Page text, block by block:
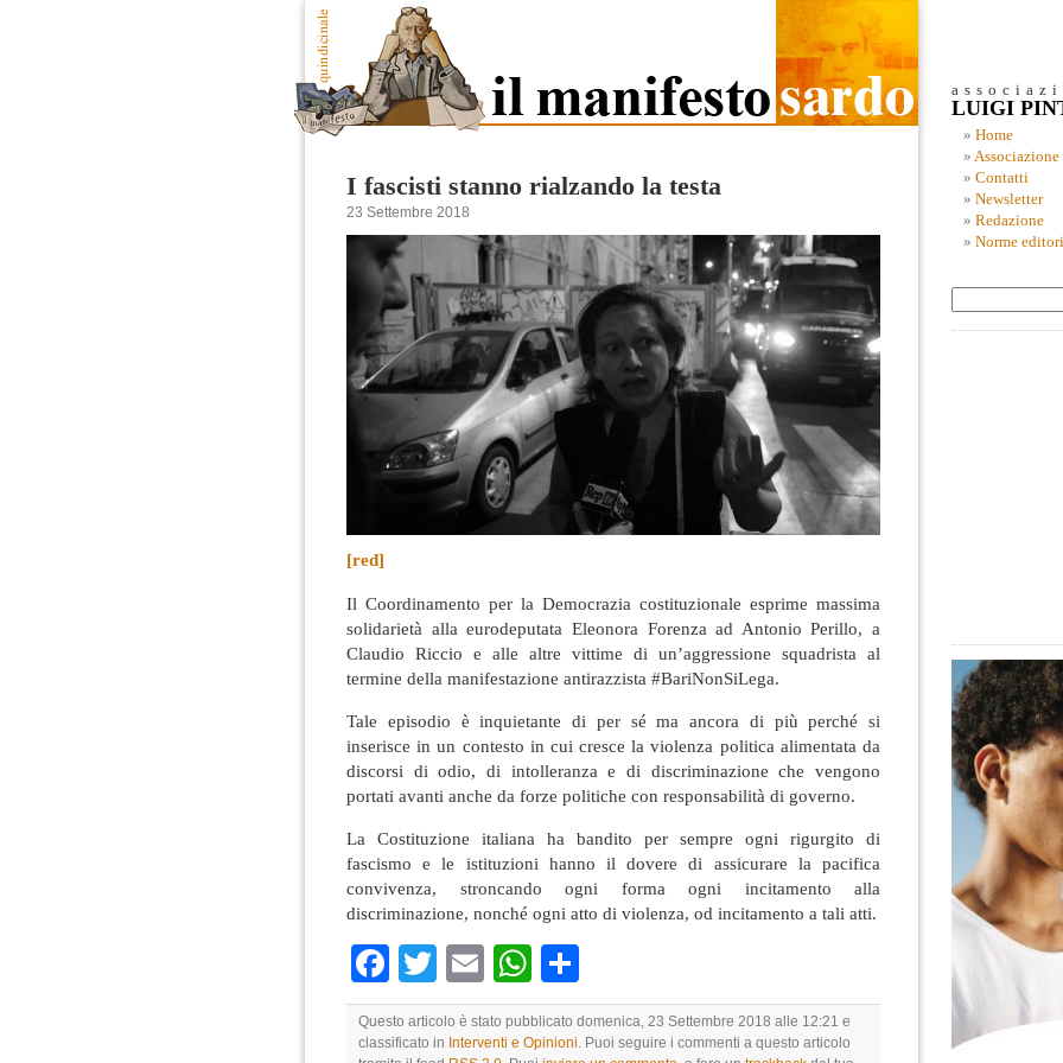
I fascisti stanno rialzando la testa
23 Settembre 2018
[red]
Il Coordinamento per la Democrazia costituzionale esprime massima
solidarietà alla eurodeputata Eleonora Forenza ad Antonio Perillo, a
Claudio Riccio e alle altre vittime di un’aggressione squadrista al
termine della manifestazione antirazzista #BariNonSiLega.
Tale episodio è inquietante di per sé ma ancora di più perché si
inserisce in un contesto in cui cresce la violenza politica alimentata da
discorsi di odio, di intolleranza e di discriminazione che vengono
portati avanti anche da forze politiche con responsabilità di governo.
La Costituzione italiana ha bandito per sempre ogni rigurgito di
fascismo e le istituzioni hanno il dovere di assicurare la pacifica
convivenza, stroncando ogni forma ogni incitamento alla
discriminazione, nonché ogni atto di violenza, od incitamento a tali atti.
Facebook
TwitterEmailWhatsApp
Questo articolo è stato pubblicato domenica, 23 Settembre 2018 alle 12:21 e
classificato in Interventi e Opinioni. Puoi seguire i commenti a questo articolo
LUIGI
Home
Associazione
Contatti
Newsletter
Redazione
Norme